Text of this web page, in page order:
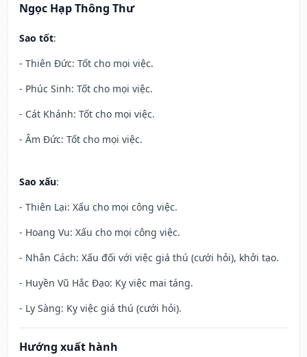
Ngọc Hạp Thông Thư
Sao tốt:
- Thiên Đức: Tốt cho mọi việc.
- Phúc Sinh: Tốt cho mọi việc.
- Cát Khánh: Tốt cho mọi việc.
- Âm Đức: Tốt cho mọi việc.
Sao xấu:
- Thiên Lại: Xấu cho mọi công việc.
- Hoang Vu: Xấu cho mọi công việc.
- Nhân Cách: Xấu đối với việc giá thú (cưới hỏi), khởi tạo.
- Huyền Vũ Hắc Đạo: Kỵ việc mai táng.
- Ly Sàng: Kỵ việc giá thú (cưới hỏi).
Hướng xuất hành